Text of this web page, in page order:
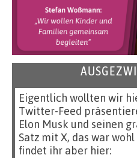
Eigentlich wollten wir
Twitter-Feed
Elon Musk und seinen
Satz mit X, das war wohl
findet ihr aber hier: